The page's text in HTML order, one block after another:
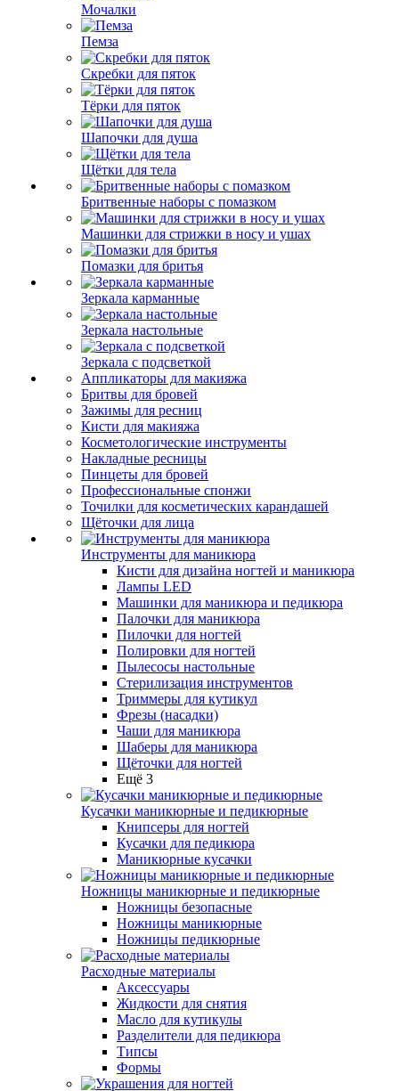
Мочалки
Пемза
Скребки для пяток
Тёрки для пяток
Шапочки для душа
Щётки для тела
Бритвенные наборы с помазком
Машинки для стрижки в носу и ушах
Помазки для бритья
Зеркала карманные
Зеркала настольные
Зеркала с подсветкой
Аппликаторы для макияжа
Бритвы для бровей
Зажимы для ресниц
Кисти для макияжа
Косметологические инструменты
Накладные ресницы
Пинцеты для бровей
Профессиональные спонжи
Точилки для косметических карандашей
Щёточки для лица
Инструменты для маникюра
Кисти для дизайна ногтей и маникюра
Лампы LED
Машинки для маникюра и педикюра
Палочки для маникюра
Пилочки для ногтей
Полировки для ногтей
Пылесосы настольные
Стерилизация инструментов
Триммеры для кутикул
Фрезы (насадки)
Чаши для маникюра
Шаберы для маникюра
Щёточки для ногтей
Ещё 3
Кусачки маникюрные и педикюрные
Книпсеры для ногтей
Кусачки для педикюра
Маникюрные кусачки
Ножницы маникюрные и педикюрные
Ножницы безопасные
Ножницы маникюрные
Ножницы педикюрные
Расходные материалы
Аксессуары
Жидкости для снятия
Масло для кутикулы
Разделители для педикюра
Типсы
Формы